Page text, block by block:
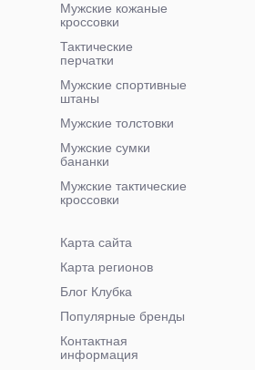
Мужские кожаные
кроссовки
Тактические
перчатки
Мужские спортивные
штаны
Мужские толстовки
Мужские сумки
бананки
Мужские тактические
кроссовки
Карта сайта
Карта регионов
Блог Клубка
Популярные бренды
Контактная
информация